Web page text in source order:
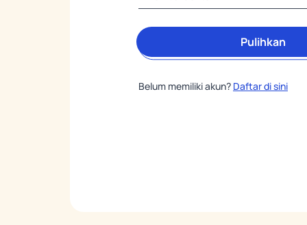
Pulihkan
Belum memiliki akun? Daftar di sini